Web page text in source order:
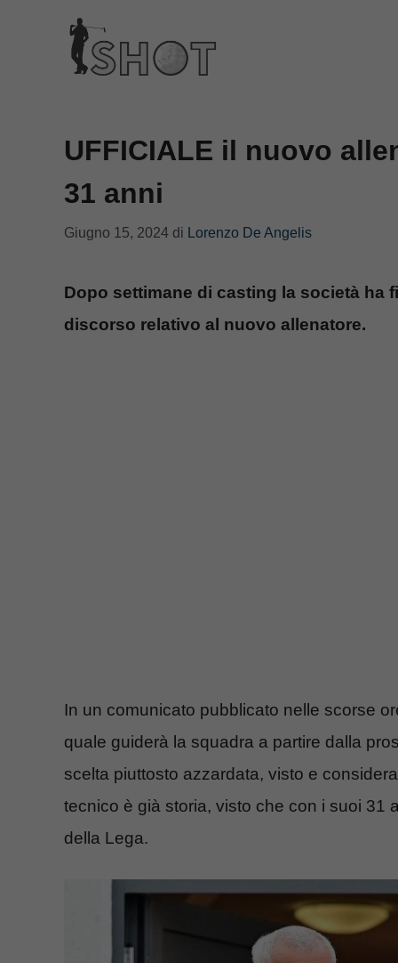
contenuto
UFFICIALE il nuovo
31 anni
Giugno 15, 2024 di Lorenzo De Angelis
Dopo settimane di casting la società ha
discorso relativo al nuovo allenatore.
In un comunicato pubblicato nelle scorse
quale guiderà la squadra a partire dalla
scelta piuttosto azzardata, visto e
tecnico è già storia, visto che con i suoi 31
della Lega.